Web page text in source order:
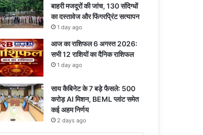
बाहरी मजदूरों की जांच, 130 संदिग्धों
का दस्तावेज और फिंगरप्रिंट सत्यापन
1 day ago
आज का राशिफल 6 अगस्त 2026:
सभी 12 राशियों का दैनिक राशिफल
1 day ago
साय कैबिनेट के 7 बड़े फैसले: 500
करोड़ AI मिशन, BEML प्लांट समेत
कई अहम निर्णय
2 days ago